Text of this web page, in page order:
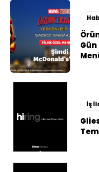
İş